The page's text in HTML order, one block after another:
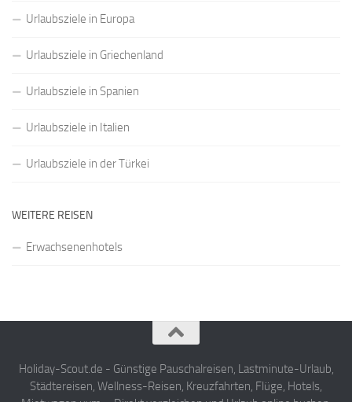
Urlaubsziele in Europa
Urlaubsziele in Griechenland
Urlaubsziele in Spanien
Urlaubsziele in Italien
Urlaubsziele in der Türkei
WEITERE REISEN
Erwachsenenhotels
Holiday-Scout.de - Günstige Pauschalreisen, Lastminute-Urlaub,
Städtereisen, Wellness-Reisen, Kreuzfahrten, Flüge, Hotels,